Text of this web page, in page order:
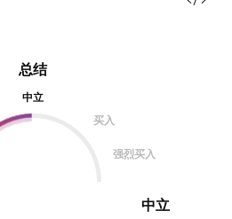
总结
中立
买入
强烈买入
中立